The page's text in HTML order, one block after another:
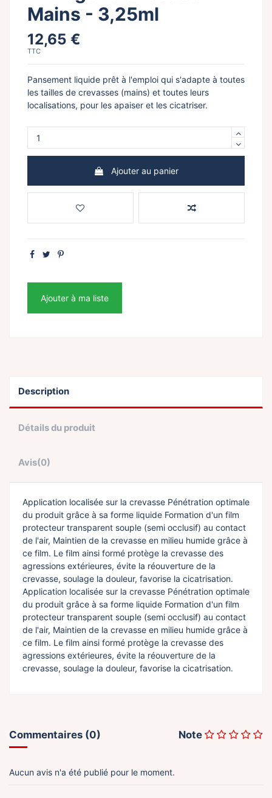
Mains - 3,25ml
12,65 €
TTC
Pansement liquide prêt à l'emploi qui s'adapte à toutes
les tailles de crevasses (mains) et toutes leurs
localisations, pour les apaiser et les cicatriser.
Ajouter au panier
Ajouter à ma liste
Description
Détails du produit
Avis(0)
Application localisée sur la crevasse Pénétration optimale
du produit grâce à sa forme liquide Formation d'un film
protecteur transparent souple (semi occlusif) au contact
de l'air, Maintien de la crevasse en milieu humide grâce à
ce film. Le film ainsi formé protège la crevasse des
agressions extérieures, évite la réouverture de la
crevasse, soulage la douleur, favorise la cicatrisation.
Application localisée sur la crevasse Pénétration optimale
du produit grâce à sa forme liquide Formation d'un film
protecteur transparent souple (semi occlusif) au contact
de l'air, Maintien de la crevasse en milieu humide grâce à
ce film. Le film ainsi formé protège la crevasse des
agressions extérieures, évite la réouverture de la
crevasse, soulage la douleur, favorise la cicatrisation.
Note
Commentaires (0)
Aucun avis n'a été publié pour le moment.